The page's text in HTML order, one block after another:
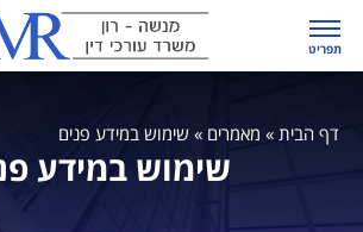
תפריט
דף הבית » מאמרים » שימוש במידע פנים
שימוש במידע